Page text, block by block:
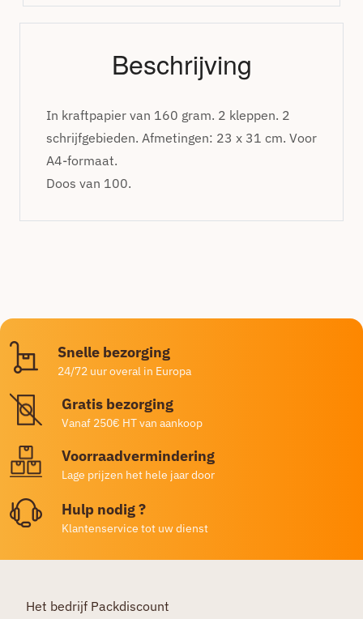
Beschrijving
In kraftpapier van 160 gram. 2 kleppen. 2
schrijfgebieden. Afmetingen: 23 x 31 cm. Voor
A4-formaat.
Doos van 100.
Snelle bezorging
24/72 uur overal in Europa
Gratis bezorging
Vanaf 250€ HT van aankoop
Voorraadvermindering
Lage prijzen het hele jaar door
Hulp nodig ?
Klantenservice tot uw dienst
Het bedrijf Packdiscount